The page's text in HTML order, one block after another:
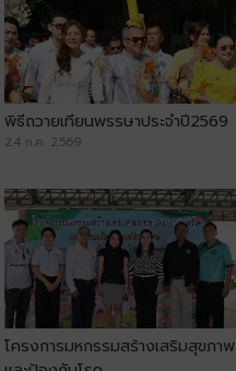
พิธีถวายเทียนพรรษาประจำปี2569
24 ก.ค. 2569
โครงการมหกรรมสร้างเสริมสุขภาพ